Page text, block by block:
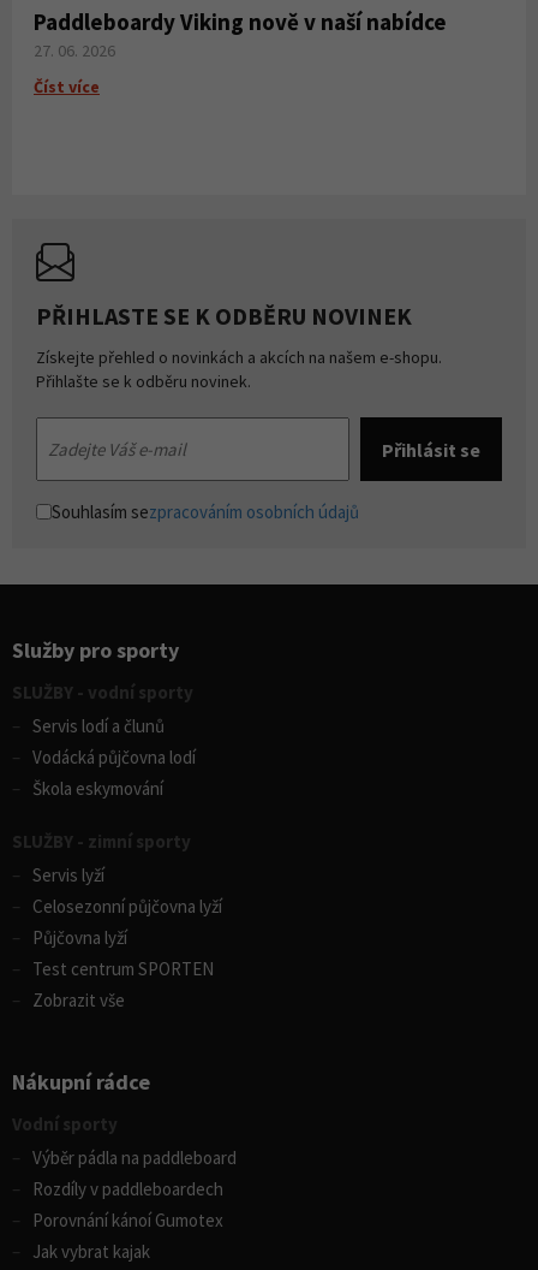
Paddleboardy Viking nově v naší nabídce
27. 06. 2026
Číst více
PŘIHLASTE SE K ODBĚRU NOVINEK
Získejte přehled o novinkách a akcích na našem e-shopu.
Přihlašte se k odběru novinek.
Souhlasím sezpracováním osobních údajů
Služby pro sporty
SLUŽBY - vodní sporty
Servis lodí a člunů
Vodácká půjčovna lodí
Škola eskymování
SLUŽBY - zimní sporty
Servis lyží
Celosezonní půjčovna lyží
Půjčovna lyží
Test centrum SPORTEN
Zobrazit vše
Nákupní rádce
Vodní sporty
Výběr pádla na paddleboard
Rozdíly v paddleboardech
Porovnání kánoí Gumotex
Jak vybrat kajak